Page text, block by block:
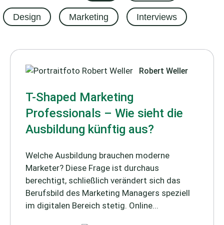
Design Marketing Interviews
Robert Weller
T-Shaped Marketing
Professionals – Wie sieht die
Ausbildung künftig aus?
Welche Ausbildung brauchen moderne
Marketer? Diese Frage ist durchaus
berechtigt, schließlich verändert sich das
Berufsbild des Marketing Managers speziell
im digitalen Bereich stetig. Online...